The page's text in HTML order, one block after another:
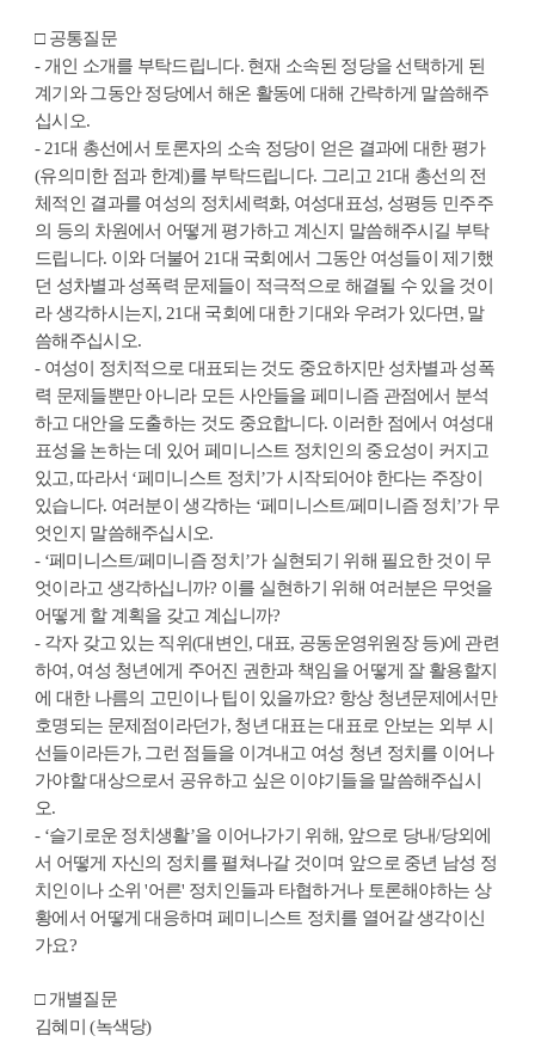
□ 공통질문
- 개인 소개를 부탁드립니다. 현재 소속된 정당을 선택하게 된
계기와 그동안 정당에서 해온 활동에 대해 간략하게 말씀해주
십시오.
- 21대 총선에서 토론자의 소속 정당이 얻은 결과에 대한 평가
(유의미한 점과 한계)를 부탁드립니다. 그리고 21대 총선의 전
체적인 결과를 여성의 정치세력화, 여성대표성, 성평등 민주주
의 등의 차원에서 어떻게 평가하고 계신지 말씀해주시길 부탁
드립니다. 이와 더불어 21대 국회에서 그동안 여성들이 제기했
던 성차별과 성폭력 문제들이 적극적으로 해결될 수 있을 것이
라 생각하시는지, 21대 국회에 대한 기대와 우려가 있다면, 말
씀해주십시오.
- 여성이 정치적으로 대표되는 것도 중요하지만 성차별과 성폭
력 문제들뿐만 아니라 모든 사안들을 페미니즘 관점에서 분석
하고 대안을 도출하는 것도 중요합니다. 이러한 점에서 여성대
표성을 논하는 데 있어 페미니스트 정치인의 중요성이 커지고
있고, 따라서 ‘페미니스트 정치’가 시작되어야 한다는 주장이
있습니다. 여러분이 생각하는 ‘페미니스트/페미니즘 정치’가 무
엇인지 말씀해주십시오.
- ‘페미니스트/페미니즘 정치’가 실현되기 위해 필요한 것이 무
엇이라고 생각하십니까? 이를 실현하기 위해 여러분은 무엇을
어떻게 할 계획을 갖고 계십니까?
- 각자 갖고 있는 직위(대변인, 대표, 공동운영위원장 등)에 관련
하여, 여성 청년에게 주어진 권한과 책임을 어떻게 잘 활용할지
에 대한 나름의 고민이나 팁이 있을까요? 항상 청년문제에서만
호명되는 문제점이라던가, 청년 대표는 대표로 안보는 외부 시
선들이라든가, 그런 점들을 이겨내고 여성 청년 정치를 이어나
가야할 대상으로서 공유하고 싶은 이야기들을 말씀해주십시
오.
- ‘슬기로운 정치생활’을 이어나가기 위해, 앞으로 당내/당외에
서 어떻게 자신의 정치를 펼쳐나갈 것이며 앞으로 중년 남성 정
치인이나 소위 '어른' 정치인들과 타협하거나 토론해야하는 상
황에서 어떻게 대응하며 페미니스트 정치를 열어갈 생각이신
가요?
□ 개별질문
김혜미 (녹색당)